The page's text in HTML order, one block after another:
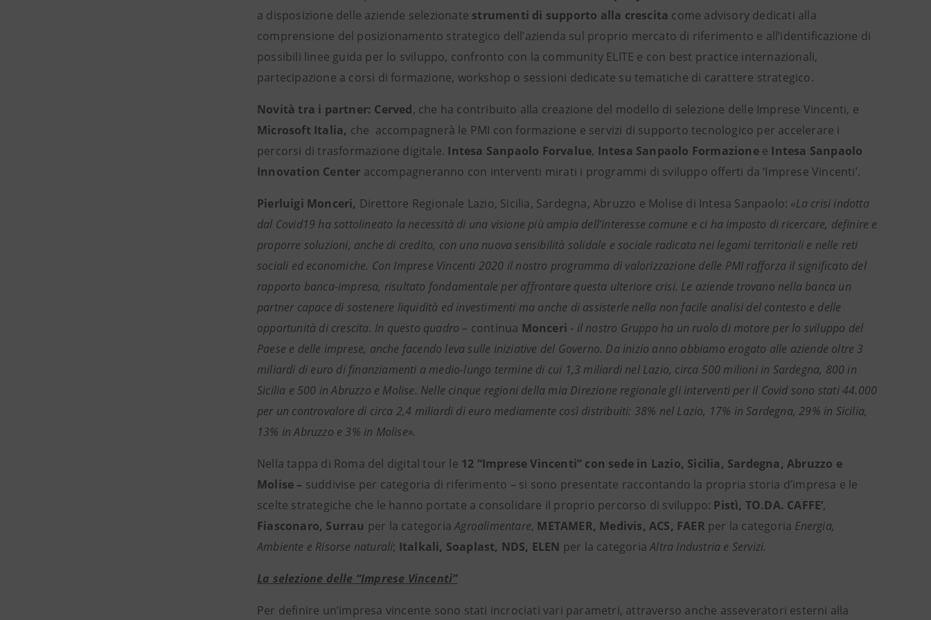
a disposizione delle aziende selezionate strumenti di supporto alla crescita come advisory dedicati alla
comprensione del posizionamento strategico dell’azienda sul proprio mercato di riferimento e all’identificazione di
possibili linee guida per lo sviluppo, confronto con la community ELITE e con best practice internazionali,
partecipazione a corsi di formazione, workshop o sessioni dedicate su tematiche di carattere strategico.
Novità tra i partner: Cerved, che ha contribuito alla creazione del modello di selezione delle Imprese Vincenti, e
Microsoft Italia, che accompagnerà le PMI con formazione e servizi di supporto tecnologico per accelerare i
percorsi di trasformazione digitale. Intesa Sanpaolo Forvalue, Intesa Sanpaolo Formazione e Intesa Sanpaolo
Innovation Center accompagneranno con interventi mirati i programmi di sviluppo offerti da ‘Imprese Vincenti’.
Pierluigi Monceri, Direttore Regionale Lazio, Sicilia, Sardegna, Abruzzo e Molise di Intesa Sanpaolo: «La crisi indotta
dal Covid19 ha sottolineato la necessità di una visione più ampia dell’interesse comune e ci ha imposto di ricercare, definire e
proporre soluzioni, anche di credito, con una nuova sensibilità solidale e sociale radicata nei legami territoriali e nelle reti
sociali ed economiche. Con Imprese Vincenti 2020 il nostro programma di valorizzazione delle PMI rafforza il significato del
rapporto banca-impresa, risultato fondamentale per affrontare questa ulteriore crisi. Le aziende trovano nella banca un
partner capace di sostenere liquidità ed investimenti ma anche di assisterle nella non facile analisi del contesto e delle
opportunità di crescita. In questo quadro – continua Monceri - il nostro Gruppo ha un ruolo di motore per lo sviluppo del
Paese e delle imprese, anche facendo leva sulle iniziative del Governo. Da inizio anno abbiamo erogato alle aziende oltre 3
miliardi di euro di finanziamenti a medio-lungo termine di cui 1,3 miliardi nel Lazio, circa 500 milioni in Sardegna, 800 in
Sicilia e 500 in Abruzzo e Molise. Nelle cinque regioni della mia Direzione regionale gli interventi per il Covid sono stati 44.000
per un controvalore di circa 2,4 miliardi di euro mediamente così distribuiti: 38% nel Lazio, 17% in Sardegna, 29% in Sicilia,
13% in Abruzzo e 3% in Molise».
Nella tappa di Roma del digital tour le 12 “Imprese Vincenti” con sede in Lazio, Sicilia, Sardegna, Abruzzo e
Molise – suddivise per categoria di riferimento – si sono presentate raccontando la propria storia d’impresa e le
scelte strategiche che le hanno portate a consolidare il proprio percorso di sviluppo: Pistì, TO.DA. CAFFE’,
Fiasconaro, Surrau per la categoriaAgroalimentare, METAMER, Medivis, ACS, FAER per la categoria Energia,
Ambiente e Risorse naturali; Italkali, Soaplast, NDS, ELEN per la categoriaAltra Industria e Servizi.
La selezione delle “Imprese Vincenti”
Per definire un’impresa vincente sono stati incrociati vari parametri, attraverso anche asseveratori esterni alla